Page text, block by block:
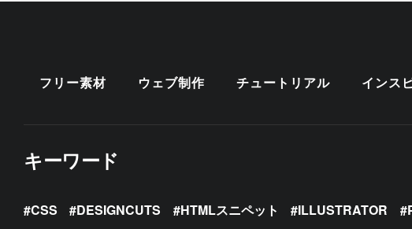
フリー素材 ウェブ制作 チュートリアル インス
キーワード
CSS DESIGNCUTS HTMLスニペット ILLUSTRATOR